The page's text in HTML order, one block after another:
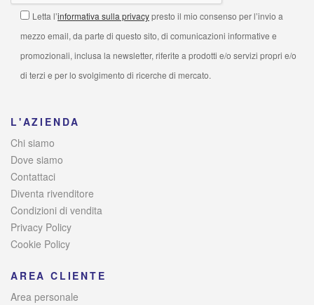
Letta l’informativa sulla privacypresto il mio consenso per l’invio a
mezzo email, da parte di questo sito, di comunicazioni informative e
promozionali, inclusa la newsletter, riferite a prodotti e/o servizi propri e/o
di terzi e per lo svolgimento di ricerche di mercato.
L'AZIENDA
Chi siamo
Dove siamo
Contattaci
Diventa rivenditore
Condizioni di vendita
Privacy Policy
Cookie Policy
AREA CLIENTE
Area personale